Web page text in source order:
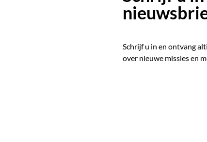
Schrijf u in en ontvang
over nieuwe missies en